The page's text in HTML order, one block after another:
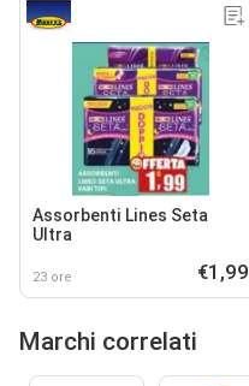
Assorbenti Lines Seta
Ultra
23 ore €1,99
Marchi correlati